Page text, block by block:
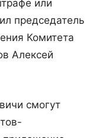
или
председатель
Комитета
Алексей
смогут